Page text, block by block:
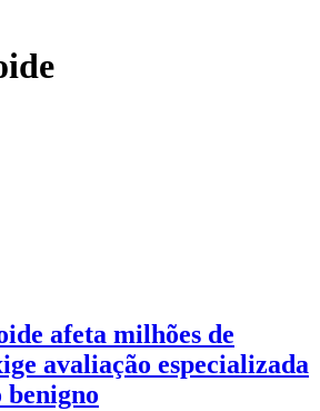
afeta milhões de
avaliação especializada
benigno